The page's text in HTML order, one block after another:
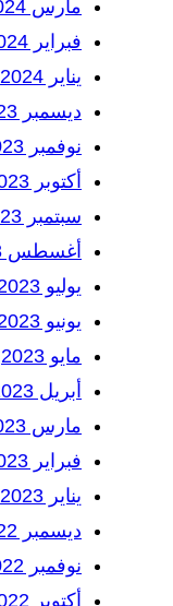
مارس 2024
فبراير 2024
يناير 2024
ديسمبر 2023
نوفمبر 2023
أكتوبر 2023
سبتمبر 2023
أغسطس 2023
يوليو 2023
يونيو 2023
مايو 2023
أبريل 2023
مارس 2023
فبراير 2023
يناير 2023
ديسمبر 2022
نوفمبر 2022
أكتوبر 2022